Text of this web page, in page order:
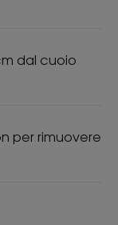
-
sul sebo
dal cuoio
per rimuovere